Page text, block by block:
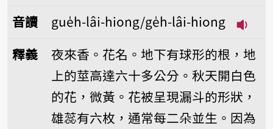
音讀
gue̍h-lâi-hiong/ge̍h-lâi-hiong
釋義
夜來香。花名。地下有球形的根，地
上的莖高達六十多公分。秋天開白色
的花，微黃。花被呈現漏斗的形狀，
雄蕊有六枚，通常每二朵並生。因為